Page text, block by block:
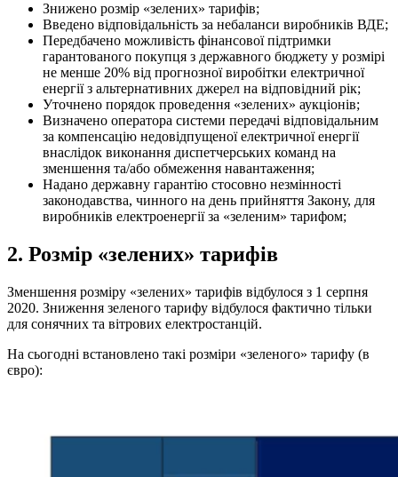
Знижено розмір «зелених» тарифів;
Введено відповідальність за небаланси виробників ВДЕ;
Передбачено можливість фінансової підтримки
гарантованого покупця з державного бюджету у розмірі
не менше 20% від прогнозної виробітки електричної
енергії з альтернативних джерел на відповідний рік;
Уточнено порядок проведення «зелених» аукціонів;
Визначено оператора системи передачі відповідальним
за компенсацію недовідпущеної електричної енергії
внаслідок виконання диспетчерських команд на
зменшення та/або обмеження навантаження;
Надано державну гарантію стосовно незмінності
законодавства, чинного на день прийняття Закону, для
виробників електроенергії за «зеленим» тарифом;
2. Розмір «зелених» тарифів
Зменшення розміру «зелених» тарифів відбулося з 1 серпня
2020. Зниження зеленого тарифу відбулося фактично тільки
для сонячних та вітрових електростанцій.
На сьогодні встановлено такі розміри «зеленого» тарифу (в
євро):